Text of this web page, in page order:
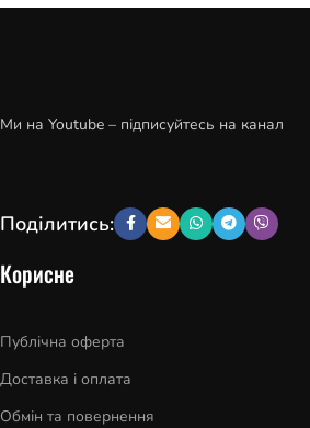
Ми на Youtube – підписуйтесь на канал
Поділитись:
Корисне
Публічна оферта
Доставка і оплата
Обмін та повернення